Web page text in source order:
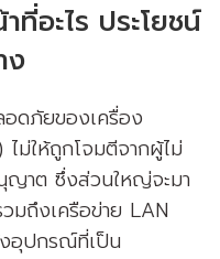
ที่อะไร ประโยชน์
ง
ดภัยของเครื่อง
ม่ให้ถูกโจมตีจากผู้ไม่
ญาต ซึ่งส่วนใหญ่จะมา
มถึงเครือข่าย LAN
อุปกรณ์ที่เป็น